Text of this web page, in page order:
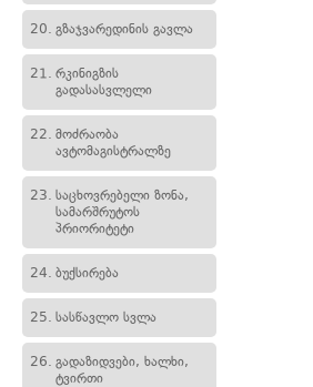
20. გზაჯვარედინის გავლა
21. რკინიგზის
გადასასვლელი
22. მოძრაობა
ავტომაგისტრალზე
23. საცხოვრებელი ზონა,
სამარშრუტოს
პრიორიტეტი
24. ბუქსირება
25. სასწავლო სვლა
26. გადაზიდვები, ხალხი,
ტვირთი